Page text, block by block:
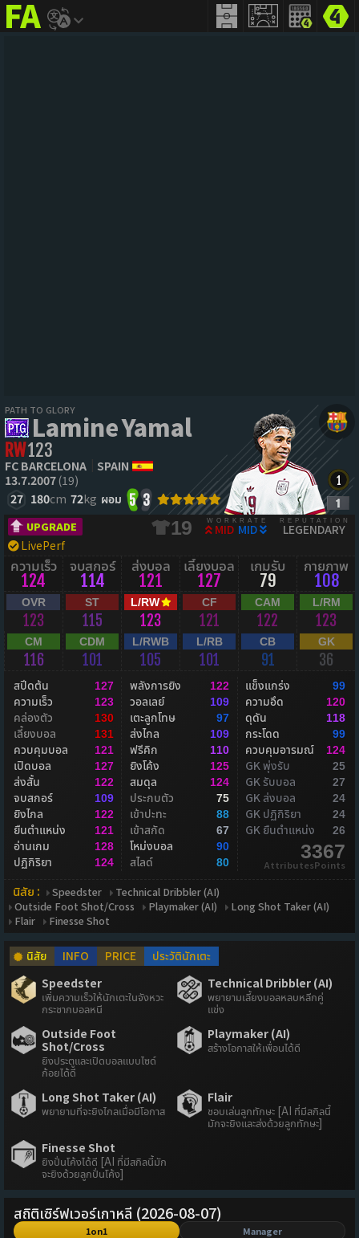
addict
PATH TO GLORY
Lamine Yamal
RW123
FC BARCELONA
SPAIN
13.7.2007(19)
27 180cm 72kg ผอม 5 3
UPGRADE
LivePerf
19 WORKRATE
MID MID
REPUTATION
LEGENDARY
ความเร็ว
124
จบสกอร์
114
ส่งบอล
121
เลี้ยงบอล
127
เกมรับ
79
กายภาพ
108
OVR
123
ST
115
L/RW
123
CF
121
CAM
122
L/RM
123
CM
116
CDM
101
L/RWB
105
L/RB
101
CB
91
GK
36
สปีดต้น 127
ความเร็ว 123
คล่องตัว 130
เลี้ยงบอล 131
ควบคุมบอล 121
เปิดบอล 127
ส่งสั้น 122
จบสกอร์ 109
ยิงไกล 122
ยืนตำแหน่ง 121
อ่านเกม 128
ปฏิกิริยา 124
พลังการยิง 122
วอลเลย์ 109
เตะลูกโทษ 97
ส่งไกล 109
ฟรีคิก 110
ยิงโค้ง 125
สมดุล 124
ประกบตัว 75
เข้าปะทะ 88
เข้าสกัด 67
โหม่งบอล 90
สไลด์ 80
แข็งแกร่ง 99
ความอึด 120
ดุดัน 118
กระโดด 99
ควบคุมอารมณ์ 124
GK พุ่งรับ 25
GK รับบอล 27
GK ส่งบอล 24
GK ปฏิกิริยา 24
GK ยืนตำแหน่ง 26
3367
AttributesPoints
นิสัย : Speedster
Technical Dribbler (AI)
Outside Foot Shot/Cross
Playmaker (AI)
Long Shot Taker (AI)
Flair
Finesse Shot
นิสัย INFO PRICE
ประวัตินักเตะ
Speedster
เพิ่มความเร็วให้นักเตะในจังหวะ
กระชากบอลหนี
Technical Dribbler (AI)
พยายามเลี้ยงบอลหลบหลีกคู่
แข่ง
Outside Foot
Shot/Cross
ยิงประตูและเปิดบอลแบบไซด์
ก้อยได้ดี
Playmaker (AI)
สร้างโอกาสให้เพื่อนได้ดี
Long Shot Taker (AI)
พยายามที่จะยิงไกลเมื่อมีโอกาส
Flair
ชอบเล่นลูกทักษะ [AI ที่มีสกิลนี้
มักจะยิงและส่งด้วยลูกทักษะ]
Finesse Shot
ยิงปั่นโค้งได้ดี [AI ที่มีสกิลนี้มัก
จะยิงด้วยลูกปั่นโค้ง]
สถิติเซิร์ฟเวอร์เกาหลี (2026-08-07)
1on1 Manager